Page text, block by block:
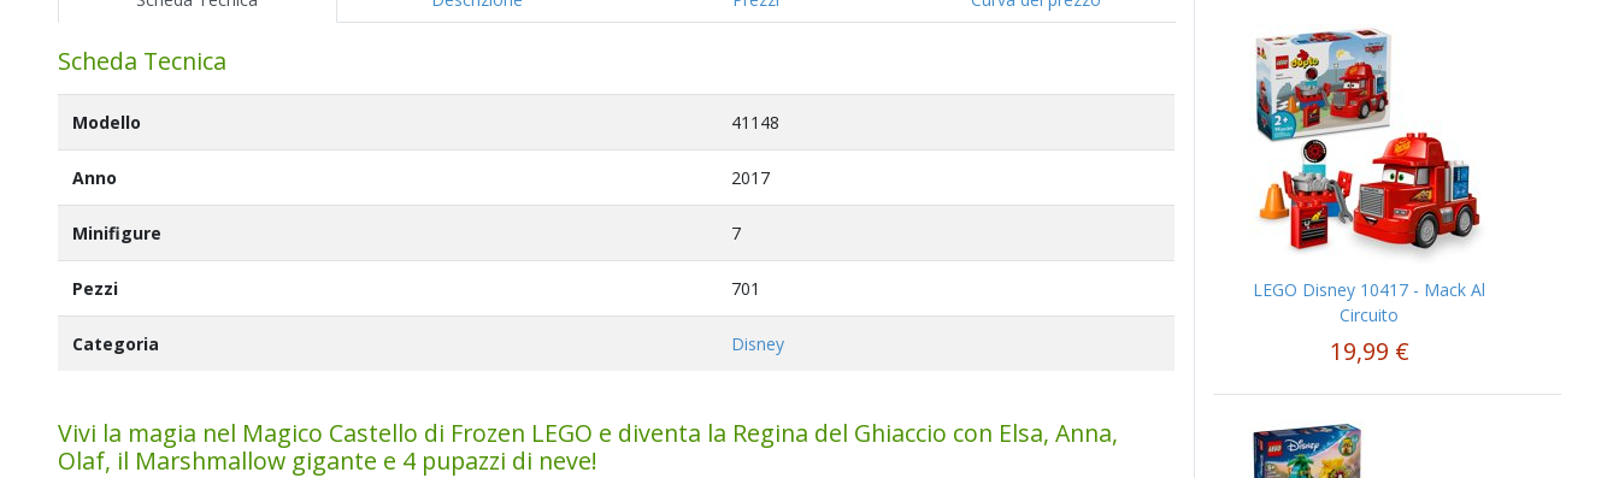
Scheda Tecnica
Modello 41148
Anno 2017
Minifigure 7
Pezzi 701
Categoria Disney
Vivi la magia nel Magico Castello di Frozen LEGO e diventa la Regina del Ghiaccio con Elsa, Anna,
Olaf, il Marshmallow gigante e 4 pupazzi di neve!
LEGO Disney 10417 - Mack Al
Circuito
19,99 €